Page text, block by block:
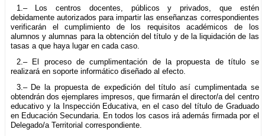
1.– Los centros docentes, públicos y privados, que estén
debidamente autorizados para impartir las enseñanzas correspondientes
verificarán el cumplimiento de los requisitos académicos de los
alumnos y alumnas para la obtención del título y de la liquidación de las
tasas a que haya lugar en cada caso.
2.– El proceso de cumplimentación de la propuesta de título se
realizará en soporte informático diseñado al efecto.
3.– De la propuesta de expedición del título así cumplimentada se
obtendrán dos ejemplares impresos, que firmarán el director/a del centro
educativo y la Inspección Educativa, en el caso del título de Graduado
en Educación Secundaria. En todos los casos irá además firmada por el
Delegado/a Territorial correspondiente.